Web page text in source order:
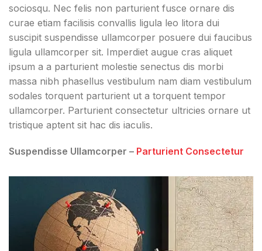
sociosqu. Nec felis non parturient fusce ornare dis
curae etiam facilisis convallis ligula leo litora dui
suscipit suspendisse ullamcorper posuere dui faucibus
ligula ullamcorper sit. Imperdiet augue cras aliquet
ipsum a a parturient molestie senectus dis morbi
massa nibh phasellus vestibulum nam diam vestibulum
sodales torquent parturient ut a torquent tempor
ullamcorper. Parturient consectetur ultricies ornare ut
tristique aptent sit hac dis iaculis.
Suspendisse Ullamcorper – Parturient Consectetur